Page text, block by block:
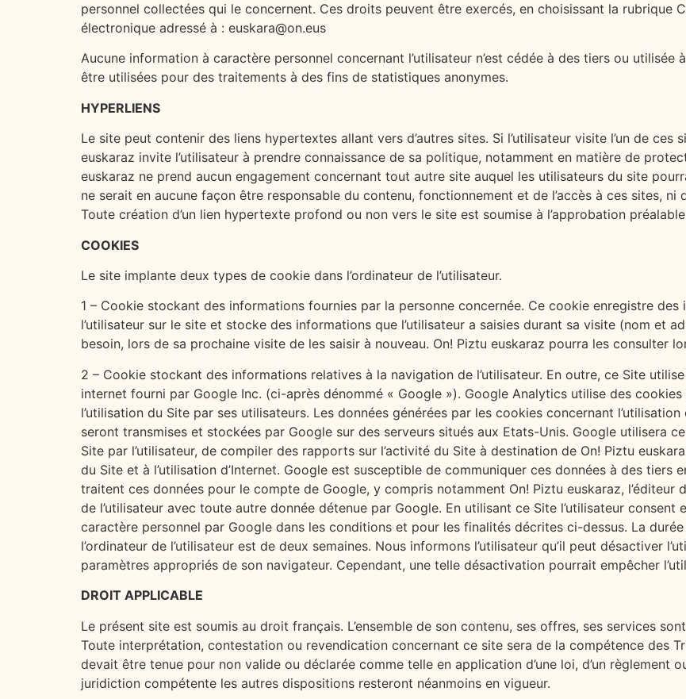
personnel collectées qui le concernent. Ces droits peuvent être exercés, en choisissant la rubrique
électronique adressé à : euskara@on.eus
Aucune information à caractère personnel concernant l’utilisateur n’est cédée à des tiers ou
être utilisées pour des traitements à des fins de statistiques anonymes.
HYPERLIENS
Le site peut contenir des liens hypertextes allant vers d’autres sites. Si l’utilisateur visite l’un de ces
euskaraz invite l’utilisateur à prendre connaissance de sa politique, notamment en matière de
euskaraz ne prend aucun engagement concernant tout autre site auquel les utilisateurs du site
ne serait en aucune façon être responsable du contenu, fonctionnement et de l’accès à ces sites, ni
Toute création d’un lien hypertexte profond ou non vers le site est soumise à l’approbation
COOKIES
Le site implante deux types de cookie dans l’ordinateur de l’utilisateur.
1 – Cookie stockant des informations fournies par la personne concernée. Ce cookie enregistre
l’utilisateur sur le site et stocke des informations que l’utilisateur a saisies durant sa visite (nom et
besoin, lors de sa prochaine visite de les saisir à nouveau. On! Piztu euskaraz pourra les consulter
2 – Cookie stockant des informations relatives à la navigation de l’utilisateur. En outre, ce Site
internet fourni par Google Inc. (ci-après dénommé « Google »). Google Analytics utilise des
l’utilisation du Site par ses utilisateurs. Les données générées par les cookies concernant
seront transmises et stockées par Google sur des serveurs situés aux Etats-Unis. Google utilisera
Site par l’utilisateur, de compiler des rapports sur l’activité du Site à destination de On! Piztu
du Site et à l’utilisation d’Internet. Google est susceptible de communiquer ces données à des tiers
traitent ces données pour le compte de Google, y compris notamment On! Piztu euskaraz, l’éditeur
de l’utilisateur avec toute autre donnée détenue par Google. En utilisant ce Site l’utilisateur
caractère personnel par Google dans les conditions et pour les finalités décrites ci-dessus. La
l’ordinateur de l’utilisateur est de deux semaines. Nous informons l’utilisateur qu’il peut désactiver
paramètres appropriés de son navigateur. Cependant, une telle désactivation pourrait empêcher
DROIT APPLICABLE
Le présent site est soumis au droit français. L’ensemble de son contenu, ses offres, ses services
Toute interprétation, contestation ou revendication concernant ce site sera de la compétence des
devait être tenue pour non valide ou déclarée comme telle en application d’une loi, d’un règlement
juridiction compétente les autres dispositions resteront néanmoins en vigueur.